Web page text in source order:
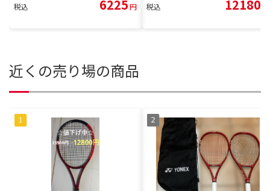
税込 6225円 税込 12180
近くの売り場の商品